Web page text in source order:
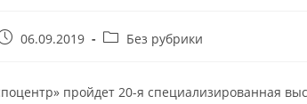
06.09.2019 Без рубрики
пройдет 20-я специализированная